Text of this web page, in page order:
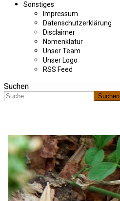
Sonstiges
Impressum
Datenschutzerklärung
Disclaimer
Nomenklatur
Unser Team
Unser Logo
RSS Feed
Suchen
Suchen